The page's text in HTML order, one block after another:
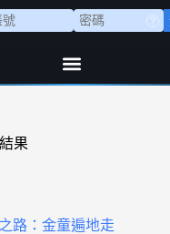
果
路：金童遍地走